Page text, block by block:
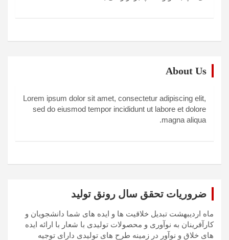
About Us
Lorem ipsum dolor sit amet, consectetur adipiscing elit,
sed do eiusmod tempor incididunt ut labore et dolore
magna aliqua.
ضروریات تحقق سال رونق تولید
ماه اردیبهشت تبدیل خلاقیت ها و ایده های شما دانشجویان و
کارآفرینان به نوآوری و محصولات تولیدی با شعار با ارائه ایده
های خلاق و نوآور در زمینه طرح های تولیدی دارای توجیه